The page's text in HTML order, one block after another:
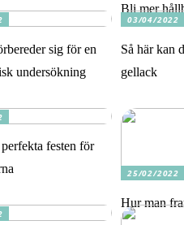
Bli mer
sig för en
undersökning
03/04/2022
Så här kan
gellack
festen för
25/02/2022
Hur man